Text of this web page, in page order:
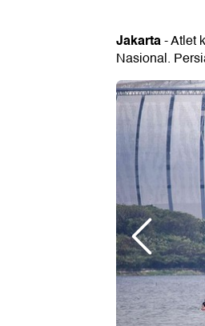
Jakarta- Atlet
Nasional.